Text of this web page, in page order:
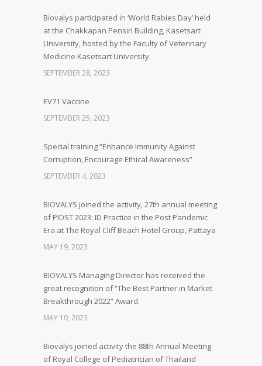
Biovalys participated in ‘World Rabies Day’ held
at the Chakkapan Pensiri Building, Kasetsart
University, hosted by the Faculty of Veterinary
Medicine Kasetsart University.
SEPTEMBER 28, 2023
EV71 Vaccine
SEPTEMBER 25, 2023
Special training “Enhance Immunity Against
Corruption, Encourage Ethical Awareness”
SEPTEMBER 4, 2023
BIOVALYS joined the activity, 27th annual meeting
of PIDST 2023: ID Practice in the Post Pandemic
Era at The Royal Cliff Beach Hotel Group, Pattaya
MAY 19, 2023
BIOVALYS Managing Director has received the
great recognition of “The Best Partner in Market
Breakthrough 2022” Award.
MAY 10, 2023
Biovalys joined activity the 88th Annual Meeting
of Royal College of Pediatrician of Thailand